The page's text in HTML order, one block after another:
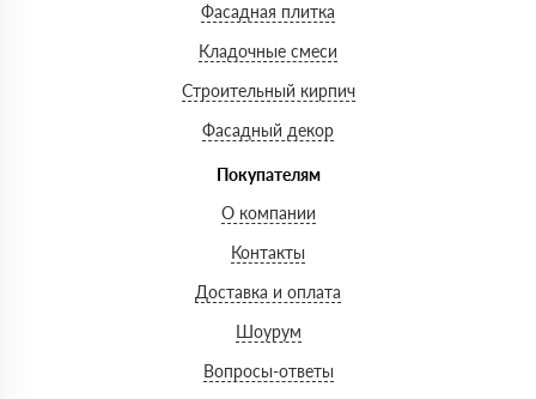
Фасадная плитка
Кладочные смеси
Строительный кирпич
Фасадный декор
Покупателям
О компании
Контакты
Доставка и оплата
Шоурум
Вопросы-ответы